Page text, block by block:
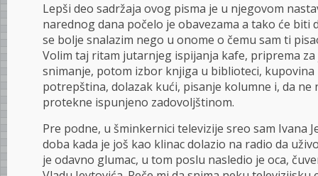
Lepši deo sadržaja ovog pisma je u njegovom
narednog dana počelo je obavezama a tako će biti
se bolje snalazim nego u onome o čemu sam ti
Volim taj ritam jutarnjeg ispijanja kafe, priprema
snimanje, potom izbor knjiga u biblioteci,
potrepština, dolazak kući, pisanje kolumne i, da ne
protekne ispunjeno zadovoljštinom.
Pre podne, u šminkernici televizije sreo sam Ivana
doba kada je još kao klinac dolazio na radio da
je odavno glumac, u tom poslu nasledio je oca,